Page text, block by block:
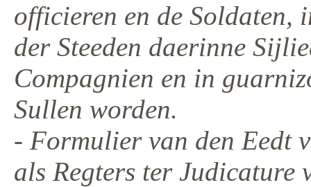
officieren en de Soldaten,
der Steeden daerinne
Compagnien en in
Sullen worden.
- Formulier van den Eedt
als Regters ter Judicature